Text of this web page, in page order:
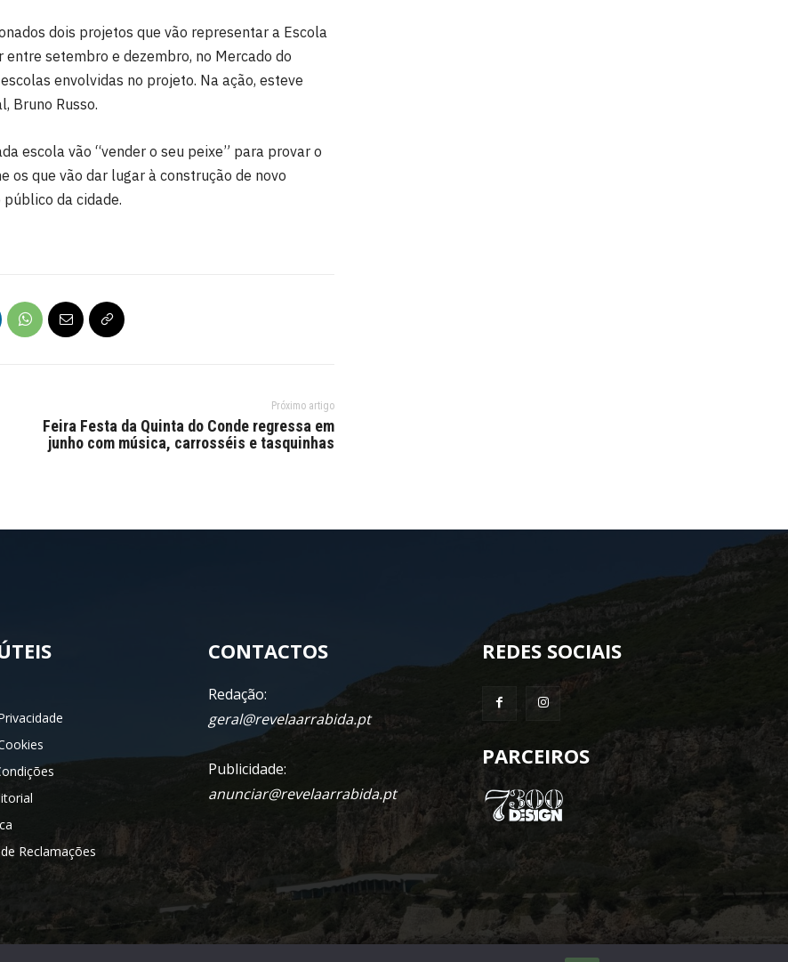
dois projetos que vão representar a Escola
setembro e dezembro, no Mercado do
envolvidas no projeto. Na ação, esteve
Bruno Russo.
escola vão “vender o seu peixe” para provar o
os que vão dar lugar à construção de novo
da cidade.
Próximo artigo
Feira Festa da Quinta do Conde regressa em
junho com música, carrosséis e tasquinhas
Reclamações
CONTACTOS
Redação:
geral@revelaarrabida.pt
Publicidade:
anunciar@revelaarrabida.pt
REDES SOCIAIS
PARCEIROS